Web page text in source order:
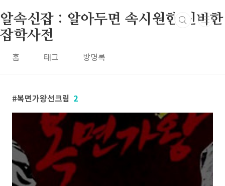
알속신잡 : 알아두면 속시원한 신비한
잡학사전
홈 태그 방명록
복면가왕선크림 2